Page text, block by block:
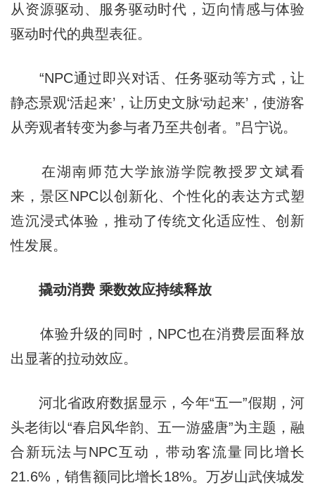
从资源驱动、服务驱动时代，迈向情感与体验
驱动时代的典型表征。
“NPC通过即兴对话、任务驱动等方式，让
静态景观‘活起来’，让历史文脉‘动起来’，使游客
从旁观者转变为参与者乃至共创者。”吕宁说。
在湖南师范大学旅游学院教授罗文斌看
来，景区NPC以创新化、个性化的表达方式塑
造沉浸式体验，推动了传统文化适应性、创新
性发展。
撬动消费 乘数效应持续释放
体验升级的同时，NPC也在消费层面释放
出显著的拉动效应。
河北省政府数据显示，今年“五一”假期，河
头老街以“春启风华韵、五一游盛唐”为主题，融
合新玩法与NPC互动，带动客流量同比增长
21.6%，销售额同比增长18%。万岁山武侠城发